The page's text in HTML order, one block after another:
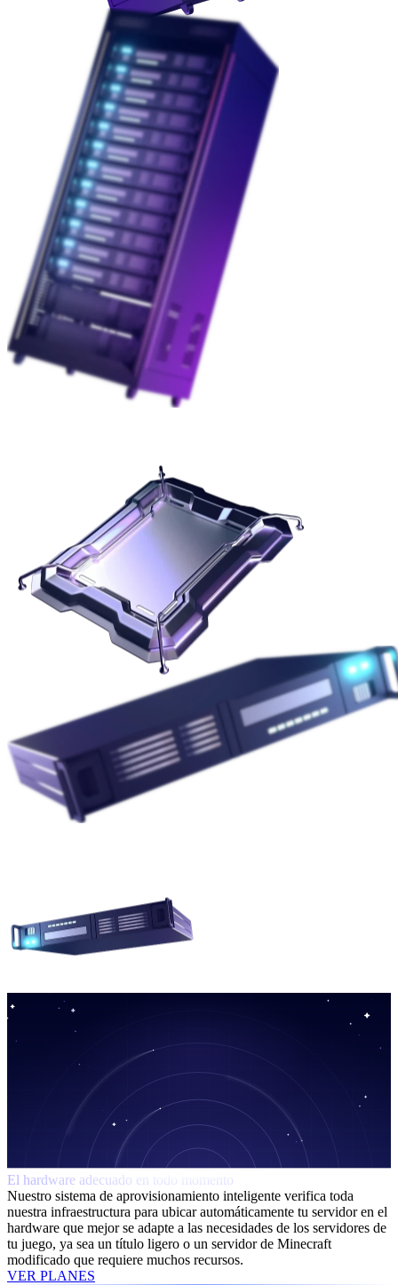
El hardware adecuado en todo momento
Nuestro sistema de aprovisionamiento inteligente verifica toda
nuestra infraestructura para ubicar automáticamente tu servidor en el
hardware que mejor se adapte a las necesidades de los servidores de
tu juego, ya sea un título ligero o un servidor de Minecraft
modificado que requiere muchos recursos.
VER PLANES